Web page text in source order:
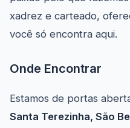
xadrez e carteado,
você só encontra aqui.
Onde Encontrar
Estamos de portas
Santa Terezinha, São